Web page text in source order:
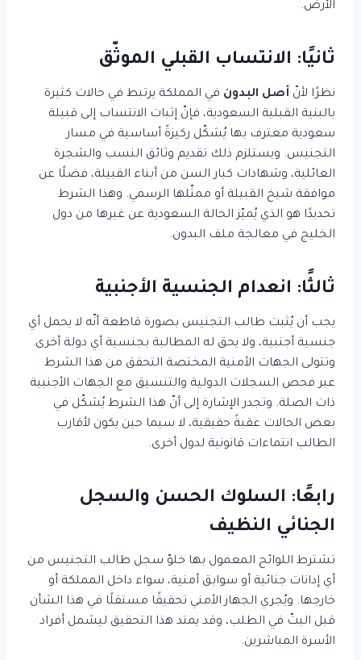
الأرض.
ثانيًا: الانتساب القبلي الموثّق
نظرًا لأنّ أصل البدون في المملكة يرتبط في حالات كثيرة
بالبنية القبلية السعودية، فإنّ إثبات الانتساب إلى قبيلة
سعودية معترف بها يُشكّل ركيزةً أساسية في مسار
التجنيس. ويستلزم ذلك تقديم وثائق النسب والشجرة
العائلية، وشهادات كبار السن من أبناء القبيلة، فضلًا عن
موافقة شيخ القبيلة أو ممثّلها الرسمي. وهذا الشرط
تحديدًا هو الذي يُميّز الحالة السعودية عن غيرها من دول
الخليج في معالجة ملف البدون.
ثالثًا: انعدام الجنسية الأجنبية
يجب أن يُثبت طالب التجنيس بصورة قاطعة أنّه لا يحمل أي
جنسية أجنبية، ولا يحق له المطالبة بجنسية أي دولة أخرى.
وتتولى الجهات الأمنية المختصة التحقق من هذا الشرط
عبر فحص السجلات الدولية والتنسيق مع الجهات الأجنبية
ذات الصلة. وتجدر الإشارة إلى أنّ هذا الشرط يُشكّل في
بعض الحالات عقبةً حقيقية، لا سيما حين يكون لأقارب
الطالب انتماءات قانونية لدول أخرى.
رابعًا: السلوك الحسن والسجل
الجنائي النظيف
تشترط اللوائح المعمول بها خلوّ سجل طالب التجنيس من
أي إدانات جنائية أو سوابق أمنية، سواء داخل المملكة أو
خارجها. ويُجري الجهاز الأمني تحقيقًا مستقلًا في هذا الشأن
قبل البتّ في الطلب، وقد يمتد هذا التحقيق ليشمل أفراد
الأسرة المباشرين.